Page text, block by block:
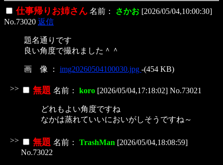
仕事帰りお姉さん 名前： さかお [2026/05/04,10:00:30]
No.73020 返信
題名通りです
良い角度で撮れました＾＾
画 像 ： img20260504100030.jpg -(454 KB)
>> 無題 名前： koro [2026/05/04,17:18:02] No.73021
どれもよい角度ですね
なかは蒸れていいにおいがしそうですね～
>> 無題 名前： TrashMan [2026/05/04,18:08:59]
No.73022